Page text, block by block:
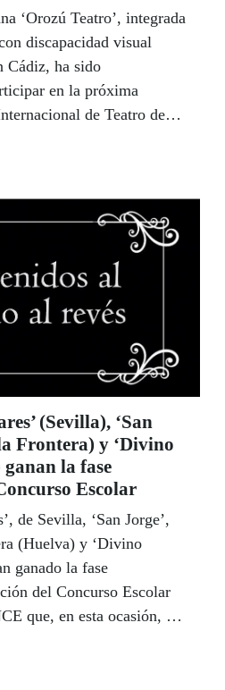
‘Orozú Teatro’, integrada
discapacidad visual
Cádiz, ha sido
en la próxima
de Teatro de
el pasado 10 de
de colaboración en
se han comprometido
para el desarrollo de
e inclusiva para todos
sus circunstancias.
(Sevilla), ‘San
Frontera) y ‘Divino
la fase
Escolar
de Sevilla, ‘San Jorge’,
(Huelva) y ‘Divino
ganado la fase
del Concurso Escolar
que, en esta ocasión, ha